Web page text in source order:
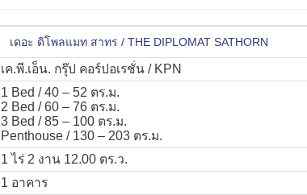
เดอะ ดิโพลแมท สาทร / THE DIPLOMAT SATHORN
เค.พี.เอ็น. กรุ๊ป คอร์ปอเรชั่น / KPN
1 Bed / 40 – 52 ตร.ม.
2 Bed / 60 – 76 ตร.ม.
3 Bed / 85 – 100 ตร.ม.
Penthouse / 130 – 203 ตร.ม.
1 ไร่ 2 งาน 12.00 ตร.ว.
1 อาคาร